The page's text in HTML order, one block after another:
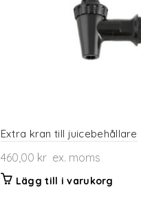
Extra kran till juicebehållare
460,00 krex. moms
Lägg till i varukorg